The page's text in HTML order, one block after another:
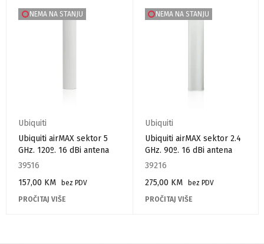
NEMA NA STANJU
Ubiquiti
Ubiquiti airMAX sektor 5
GHz. 120º. 16 dBi antena
39516
157,00 KM
bez PDV
PROČITAJ VIŠE
NEMA NA STANJU
Ubiquiti
Ubiquiti airMAX sektor 2.4
GHz. 90º. 16 dBi antena
39216
275,00 KM
bez PDV
PROČITAJ VIŠE